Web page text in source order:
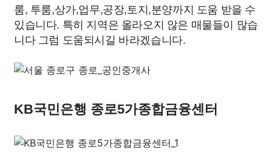
룸, 투룸,상가,업무,공장,토지,분양까지 도움 받을 수
있습니다. 특히 지역은 올라오지 않은 매물들이 많습
니다 그럼 도움되시길 바라겠습니다.
KB국민은행 종로5가종합금융센터